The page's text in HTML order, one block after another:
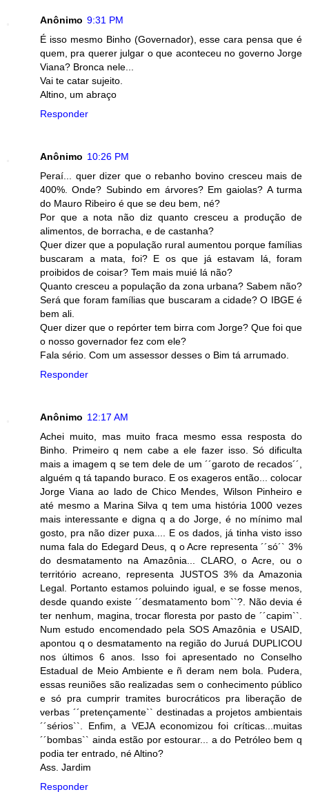
Anônimo 9:31 PM
É isso mesmo Binho (Governador), esse cara pensa que é
quem, pra querer julgar o que aconteceu no governo Jorge
Viana? Bronca nele...
Vai te catar sujeito.
Altino, um abraço
Responder
Anônimo 10:26 PM
Peraí... quer dizer que o rebanho bovino cresceu mais de
400%. Onde? Subindo em árvores? Em gaiolas? A turma
do Mauro Ribeiro é que se deu bem, né?
Por que a nota não diz quanto cresceu a produção de
alimentos, de borracha, e de castanha?
Quer dizer que a população rural aumentou porque famílias
buscaram a mata, foi? E os que já estavam lá, foram
proibidos de coisar? Tem mais muié lá não?
Quanto cresceu a população da zona urbana? Sabem não?
Será que foram famílias que buscaram a cidade? O IBGE é
bem ali.
Quer dizer que o repórter tem birra com Jorge? Que foi que
o nosso governador fez com ele?
Fala sério. Com um assessor desses o Bim tá arrumado.
Responder
Anônimo 12:17 AM
Achei muito, mas muito fraca mesmo essa resposta do
Binho. Primeiro q nem cabe a ele fazer isso. Só dificulta
mais a imagem q se tem dele de um ´´garoto de recados´´,
alguém q tá tapando buraco. E os exageros então... colocar
Jorge Viana ao lado de Chico Mendes, Wilson Pinheiro e
até mesmo a Marina Silva q tem uma história 1000 vezes
mais interessante e digna q a do Jorge, é no mínimo mal
gosto, pra não dizer puxa.... E os dados, já tinha visto isso
numa fala do Edegard Deus, q o Acre representa ´´só´` 3%
do desmatamento na Amazônia... CLARO, o Acre, ou o
território acreano, representa JUSTOS 3% da Amazonia
Legal. Portanto estamos poluindo igual, e se fosse menos,
desde quando existe ´´desmatamento bom``?. Não devia é
ter nenhum, magina, trocar floresta por pasto de ´´capim``.
Num estudo encomendado pela SOS Amazônia e USAID,
apontou q o desmatamento na região do Juruá DUPLICOU
nos últimos 6 anos. Isso foi apresentado no Conselho
Estadual de Meio Ambiente e ñ deram nem bola. Pudera,
essas reuniões são realizadas sem o conhecimento público
e só pra cumprir tramites burocráticos pra liberação de
verbas ´´pretençamente`` destinadas a projetos ambientais
´´sérios``. Enfim, a VEJA economizou foi críticas...muitas
´´bombas`` ainda estão por estourar... a do Petróleo bem q
podia ter entrado, né Altino?
Ass. Jardim
Responder